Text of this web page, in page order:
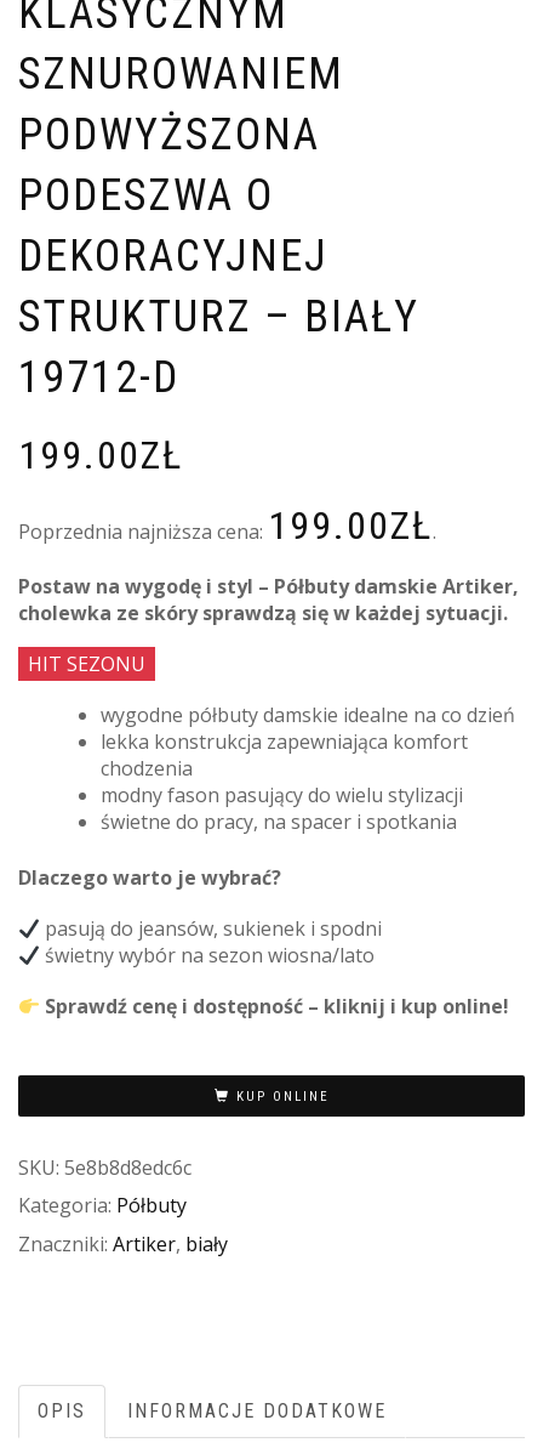
KLASYCZNYM
SZNUROWANIEM
PODWYŻSZONA
PODESZWA O
DEKORACYJNEJ
STRUKTURZ – BIAŁY
19712-D
199.00ZŁ
Poprzednia najniższa cena: 199.00ZŁ.
Postaw na wygodę i styl – Półbuty damskie Artiker,
cholewka ze skóry sprawdzą się w każdej sytuacji.
HIT SEZONU
wygodne półbuty damskie idealne na co dzień
lekka konstrukcja zapewniająca komfort
chodzenia
modny fason pasujący do wielu stylizacji
świetne do pracy, na spacer i spotkania
Dlaczego warto je wybrać?
pasują do jeansów, sukienek i spodni
świetny wybór na sezon wiosna/lato
Sprawdź cenę i dostępność – kliknij i kup online!
KUP ONLINE
SKU: 5e8b8d8edc6c
Kategoria: Półbuty
Znaczniki: Artiker, biały
OPIS INFORMACJE DODATKOWE